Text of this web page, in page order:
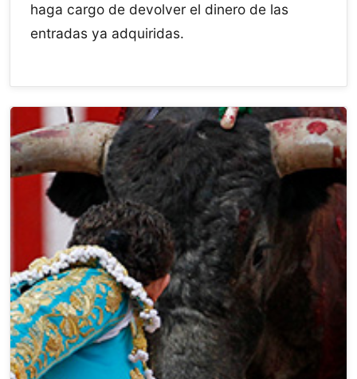
haga cargo de devolver el dinero de las
entradas ya adquiridas.